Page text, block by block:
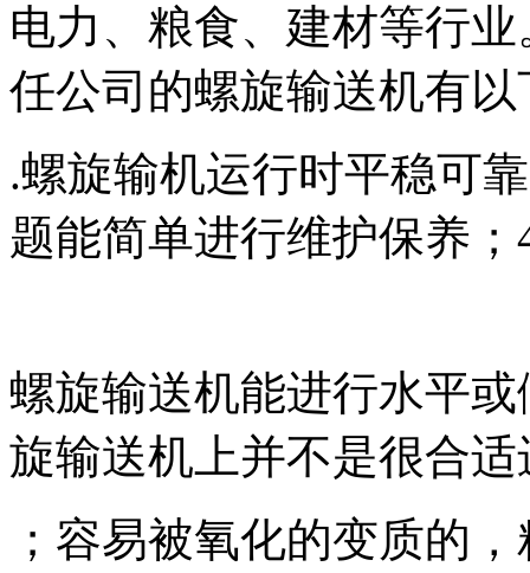
电力、粮食、建材等行
任公司的螺旋输送机有
.螺旋输机运行时平稳可
题能简单进行维护保养
螺旋输送机能进行水平
旋输送机上并不是很合
；容易被氧化的变质的